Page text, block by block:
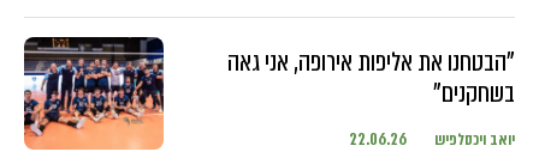
"הבטחנו את אליפות אירופה, אני גאה
בשחקנים"
יואב ויכסלפיש 22.06.26